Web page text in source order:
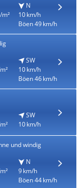
m²
N
10 km/h
Böen 49 km/h
SW
10 km/h
Böen 46 km/h
SW
10 km/h
und windig
N
9 km/h
Böen 44 km/h